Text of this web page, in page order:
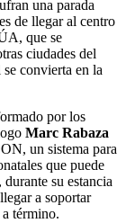
una parada
de llegar al centro
que se
ciudades del
convierta en la
por los
Marc Rabaza
un sistema para
que puede
su estancia
a soportar
término.